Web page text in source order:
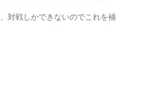
対戦しかできないのでこれを補